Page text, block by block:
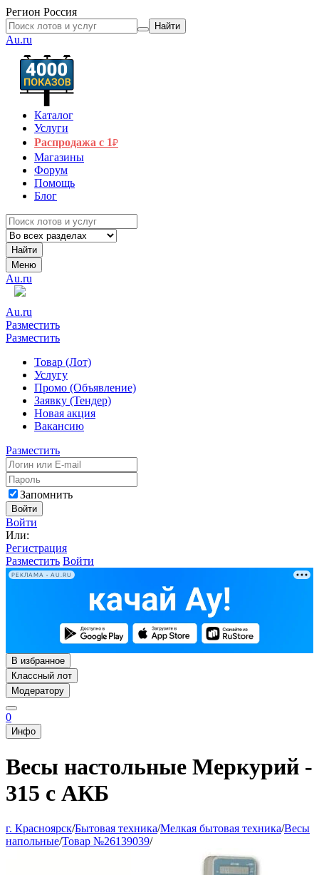
Регион Россия
Найти
Au.ru
Каталог
Услуги
Распродажа с 1₽
Магазины
Форум
Помощь
Блог
Найти
Меню
Au.ru
Au.ru
Разместить
Разместить
Товар (Лот)
Услугу
Промо (Объявление)
Заявку (Тендер)
Новая акция
Вакансию
Разместить
Запомнить
Войти
Войти
Или:
Регистрация
Разместить Войти
РЕКЛАМА • AU.RU
В избранное
Классный лот
Модератору
0
Инфо
Весы настольные Меркурий -
315 с АКБ
г. Красноярск/Бытовая техника/Мелкая бытовая техника/Весы
напольные/Товар №26139039/